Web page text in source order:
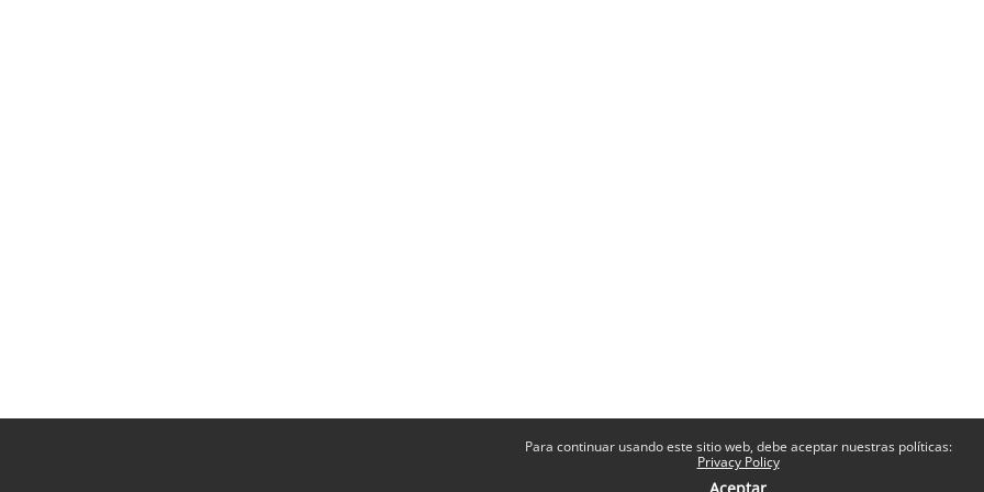
Para continuar usando este sitio web, debe aceptar nuestras políticas:
Privacy Policy